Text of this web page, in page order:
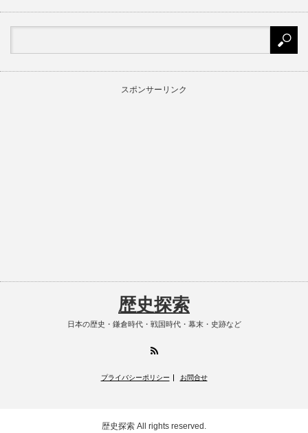
スポンサーリンク
歴史探索
日本の歴史・鎌倉時代・戦国時代・幕末・史跡など
プライバシーポリシー お問合せ
歴史探索 All rights reserved.